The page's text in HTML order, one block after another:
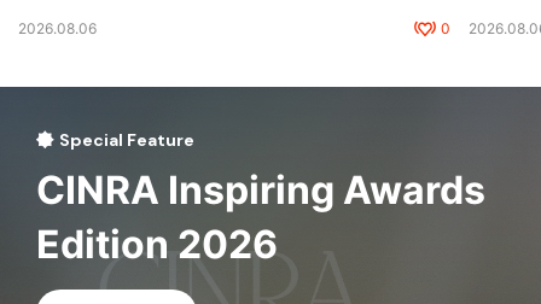
2026.08.06 0
Special Feature
CINRA Inspiring Awards
Edition 2026